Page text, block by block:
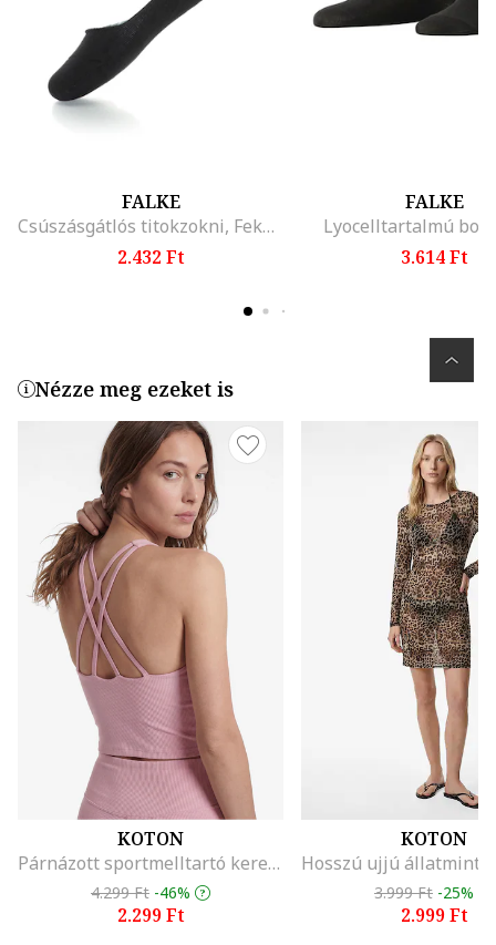
FALKE
Csúszásgátlós titokzokni, Fekete
2.432 Ft
FALKE
Lyocelltartalmú
3.614 Ft
Nézze meg ezeket is
KOTON
Párnázott sportmelltartó keresztpántokkal, Világos rózsaszín
4.299 Ft -46%
2.299 Ft
KOTON
3.999 Ft -25%
2.999 Ft